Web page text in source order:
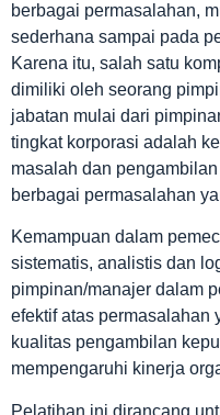
berbagai permasalahan,
sederhana sampai pada
Karena itu, salah satu
dimiliki oleh seorang
jabatan mulai dari
tingkat korporasi adalah
masalah dan
berbagai permasalahan
Kemampuan dalam
sistematis, analistis dan
pimpinan/manajer dalam
efektif atas permasalahan
kualitas pengambilan
mempengaruhi kinerja
Pelatihan ini dirancang